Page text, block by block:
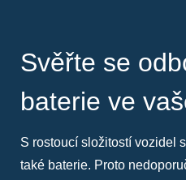
Svěřte se
baterie ve
S rostoucí složitostí vozidel
také baterie. Proto